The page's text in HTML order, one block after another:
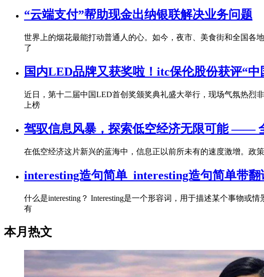
“云端支付”帮助现金出纳银联解决业务问题
世界上的烟花最能打动普通人的心。如今，夜市、美食街和全国各
了
国内LED品牌又获奖啦！itc保伦股份获评“中
近日，第十二届中国LED首创奖颁奖典礼盛大举行，现场气氛热烈
上榜
驾驭信息风暴，探索低空经济无限可能 ——
在低空经济这片新兴的蓝海中，信息正以前所未有的速度激增。
interesting造句简单_interesting造句简单带翻
什么是interesting？ Interesting是一个形容词，用于描述某个事物或
有
本月热文